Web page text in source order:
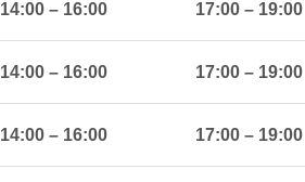
14:00 – 16:00 17:00 – 19:00
14:00 – 16:00 17:00 – 19:00
14:00 – 16:00 17:00 – 19:00